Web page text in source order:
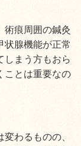
術痕周囲の鍼灸
状腺機能が正常
しまう方もおら
ことは重要なの
わるものの、